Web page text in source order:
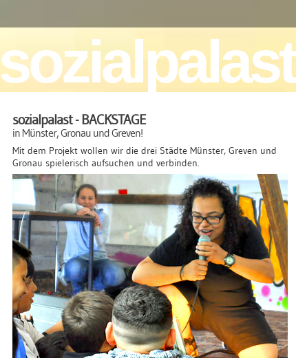
sozialpalast
sozialpalast - BACKSTAGE
in Münster, Gronau und Greven!
Mit dem Projekt wollen wir die drei Städte Münster, Greven und
Gronau spielerisch aufsuchen und verbinden.